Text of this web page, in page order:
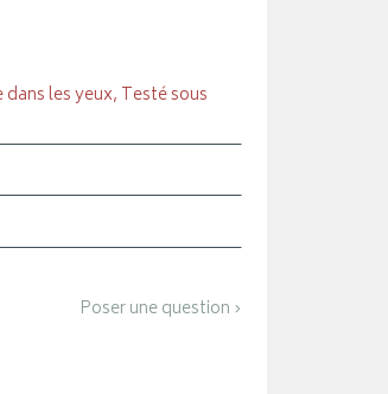
les yeux, Testé sous
Poser une question ›